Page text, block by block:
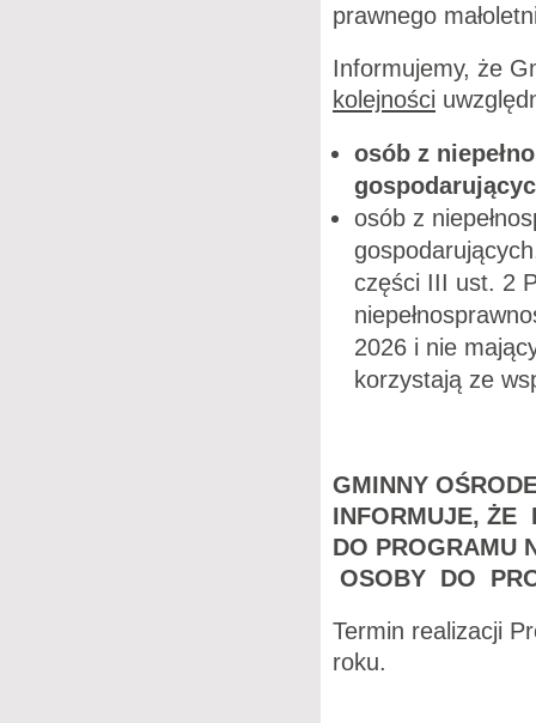
prawnego
Informujemy, że
kolejności
osób z
osób z
części III ust. 2
2026 i nie
korzystają ze
GMINNY
INFORMUJE, ŻE
DO PROGRAMU
OSOBY DO
Termin realizacji
roku.